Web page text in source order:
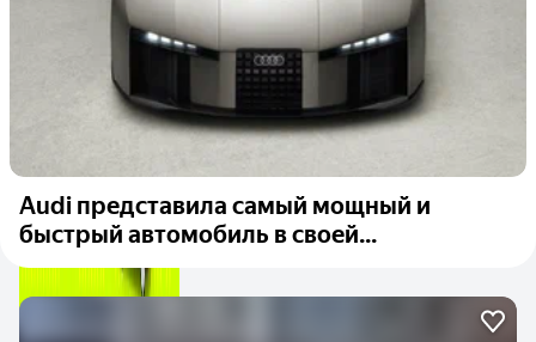
Audi представила самый мощный и
быстрый автомобиль в своей...